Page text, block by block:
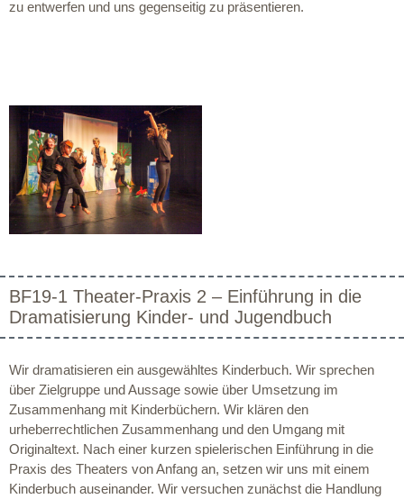
zu entwerfen und uns gegenseitig zu präsentieren.
BF19-1 Theater-Praxis 2 – Einführung in die
Dramatisierung Kinder- und Jugendbuch
Wir dramatisieren ein ausgewähltes Kinderbuch. Wir sprechen
über Zielgruppe und Aussage sowie über Umsetzung im
Zusammenhang mit Kinderbüchern. Wir klären den
urheberrechtlichen Zusammenhang und den Umgang mit
Originaltext. Nach einer kurzen spielerischen Einführung in die
Praxis des Theaters von Anfang an, setzen wir uns mit einem
Kinderbuch auseinander. Wir versuchen zunächst die Handlung